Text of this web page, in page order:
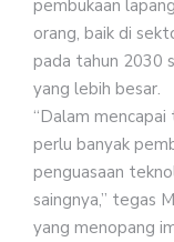
pembukaan
orang, baik di
pada tahun 2030
yang lebih besar.
“Dalam
perlu banyak
penguasaan
saingnya,” tegas
yang menopang